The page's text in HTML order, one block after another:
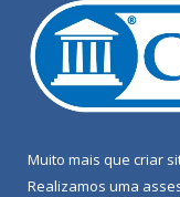
Muito mais que criar
Realizamos uma